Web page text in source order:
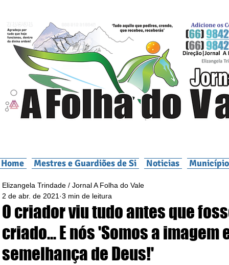
Home Mestres e Guardiões de Si Noticias
O criador viu tudo antes que
criado... E nós 'Somos a imagem
semelhança de Deus!'
Elizangela Trindade / Jornal A Folha do Vale
2 de abr. de 2021 3 min de leitura